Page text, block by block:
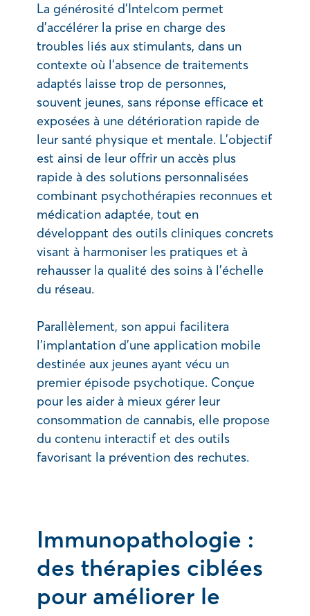
La générosité d’Intelcom permet
d’accélérer la prise en charge des
troubles liés aux stimulants, dans un
contexte où l’absence de traitements
adaptés laisse trop de personnes,
souvent jeunes, sans réponse efficace et
exposées à une détérioration rapide de
leur santé physique et mentale. L’objectif
est ainsi de leur offrir un accès plus
rapide à des solutions personnalisées
combinant psychothérapies reconnues et
médication adaptée, tout en
développant des outils cliniques concrets
visant à harmoniser les pratiques et à
rehausser la qualité des soins à l’échelle
du réseau.
Parallèlement, son appui facilitera
l’implantation d’une application mobile
destinée aux jeunes ayant vécu un
premier épisode psychotique. Conçue
pour les aider à mieux gérer leur
consommation de cannabis, elle propose
du contenu interactif et des outils
favorisant la prévention des rechutes.
Immunopathologie :
des thérapies ciblées
pour améliorer le